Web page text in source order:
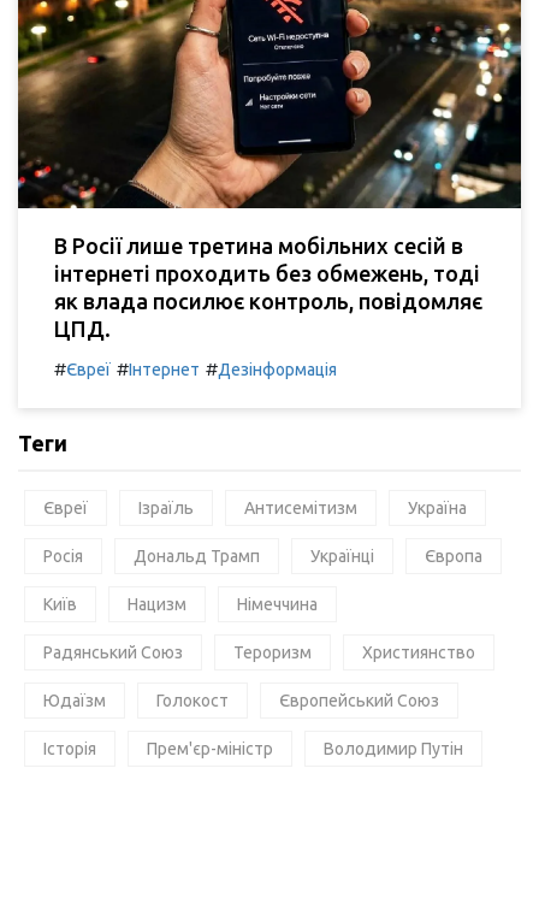
В Росії лише третина мобільних сесій в
інтернеті проходить без обмежень, тоді
як влада посилює контроль, повідомляє
ЦПД.
#Євреї #Інтернет #Дезінформація
Теги
Євреї Ізраїль Антисемітизм Україна
Росія Дональд Трамп Українці Європа
Київ Нацизм Німеччина
Радянський Союз Тероризм Християнство
Юдаїзм Голокост Європейський Союз
Історія Прем'єр-міністр Володимир Путін